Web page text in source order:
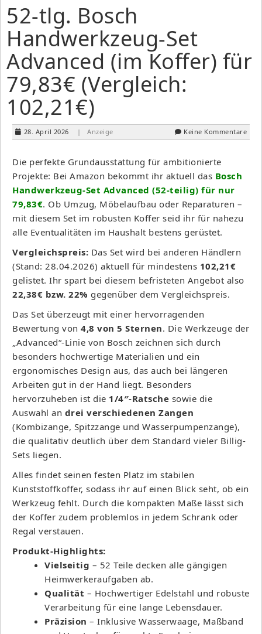
52-tlg. Bosch
Handwerkzeug-Set
Advanced (im Koffer) für
79,83€ (Vergleich:
102,21€)
28. April 2026 | Anzeige Keine Kommentare
Die perfekte Grundausstattung für ambitionierte
Projekte: Bei Amazon bekommt ihr aktuell das Bosch
Handwerkzeug-Set Advanced (52-teilig) für nur
79,83€. Ob Umzug, Möbelaufbau oder Reparaturen –
mit diesem Set im robusten Koffer seid ihr für nahezu
alle Eventualitäten im Haushalt bestens gerüstet.
Vergleichspreis: Das Set wird bei anderen Händlern
(Stand: 28.04.2026) aktuell für mindestens 102,21€
gelistet. Ihr spart bei diesem befristeten Angebot also
22,38€ bzw. 22% gegenüber dem Vergleichspreis.
Das Set überzeugt mit einer hervorragenden
Bewertung von 4,8 von 5 Sternen. Die Werkzeuge der
„Advanced“-Linie von Bosch zeichnen sich durch
besonders hochwertige Materialien und ein
ergonomisches Design aus, das auch bei längeren
Arbeiten gut in der Hand liegt. Besonders
hervorzuheben ist die 1/4″-Ratsche sowie die
Auswahl an drei verschiedenen Zangen
(Kombizange, Spitzzange und Wasserpumpenzange),
die qualitativ deutlich über dem Standard vieler Billig-
Sets liegen.
Alles findet seinen festen Platz im stabilen
Kunststoffkoffer, sodass ihr auf einen Blick seht, ob ein
Werkzeug fehlt. Durch die kompakten Maße lässt sich
der Koffer zudem problemlos in jedem Schrank oder
Regal verstauen.
Produkt-Highlights:
Vielseitig – 52 Teile decken alle gängigen
Heimwerkeraufgaben ab.
Qualität – Hochwertiger Edelstahl und robuste
Verarbeitung für eine lange Lebensdauer.
Präzision – Inklusive Wasserwaage, Maßband